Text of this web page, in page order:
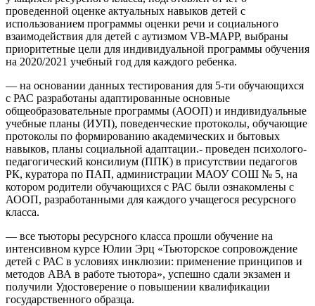
проведенной оценке актуальных навыков детей с
использованием программы оценки речи и социального
взаимодействия для детей с аутизмом VB-MAPP, выбраны
приоритетные цели для индивидуальной программы обучения
на 2020/2021 учебный год для каждого ребенка.
— на основании данных тестирования для 5-ти обучающихся
с РАС разработаны адаптированные основные
общеобразовательные программы (АООП) и индивидуальные
учебные планы (ИУП), поведенческие протоколы, обучающие
протоколы по формированию академических и бытовых
навыков, планы социальной адаптации.- проведен психолого-
педагогический консилиум (ППК) в присутствии педагогов
РК, куратора по ПАП, администрации МАОУ СОШ № 5, на
котором родители обучающихся с РАС были ознакомлены с
АООП, разработанными для каждого учащегося ресурсного
класса.
— все тьюторы ресурсного класса прошли обучение на
интенсивном курсе Юлии Эрц «Тьюторское сопровождение
детей с РАС в условиях инклюзии: применение принципов и
методов АВА в работе тьютора», успешно сдали экзамен и
получили Удостоверение о повышении квалификации
государственного образца.